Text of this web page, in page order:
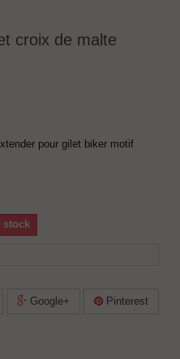
croix de malte
pour gilet biker motif
stock
Google+ Pinterest